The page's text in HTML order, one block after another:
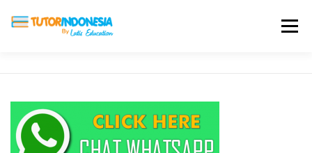
Menu
BIAYA LES TESTIMONI PROFIL ALUMNI